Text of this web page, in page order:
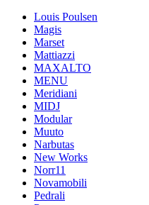
Louis Poulsen
Magis
Marset
Mattiazzi
MAXALTO
MENU
Meridiani
MIDJ
Modular
Muuto
Narbutas
New Works
Norr11
Novamobili
Pedrali